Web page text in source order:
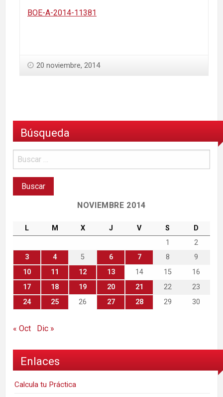
BOE-A-2014-11381
20 noviembre, 2014
Búsqueda
NOVIEMBRE 2014
L M X J V S
D
1
2
3
4 5 6 7 8
9
10
11 12 13 14 15
16
17
18 19 20 21 22
23
24
25 26 27 28 29 30
« Oct Dic »
Enlaces
Calcula tu Práctica